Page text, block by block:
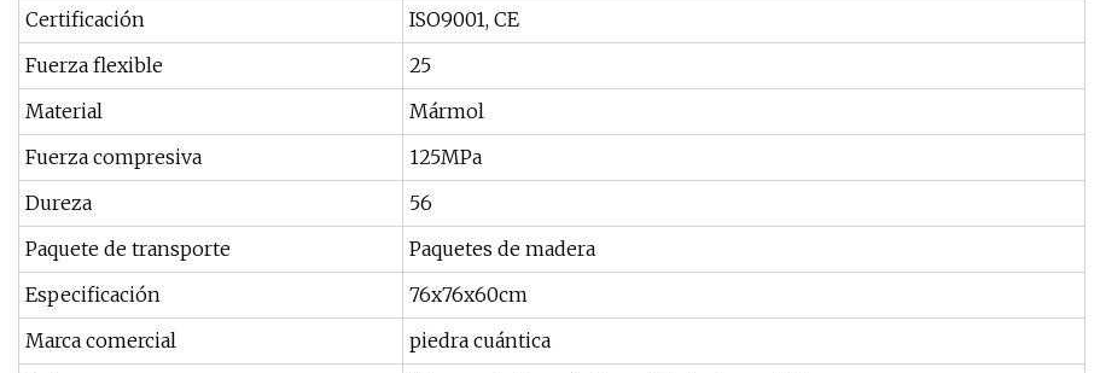
Certificación
ISO9001, CE
Fuerza flexible
25
Material
Mármol
Fuerza compresiva
125MPa
Dureza
56
Paquete de transporte
Paquetes de madera
Especificación
76x76x60cm
Marca comercial
piedra cuántica